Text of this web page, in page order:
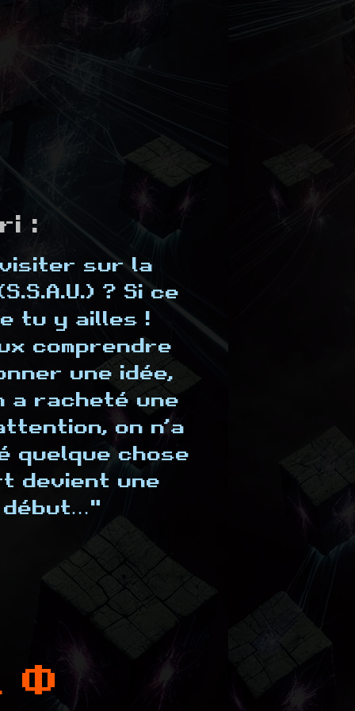
:
sur la
? Si ce
tu y ailles !
comprendre
une idée,
a racheté une
on n’a
quelque chose
devient une
début…"
Φ